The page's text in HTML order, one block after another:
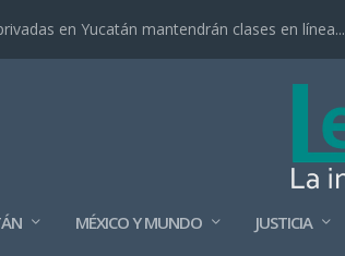
en Yucatán mantendrán clases en línea...
MÉXICO Y MUNDO JUSTICIA